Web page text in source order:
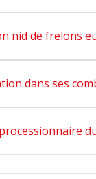
nid de frelons
dans ses